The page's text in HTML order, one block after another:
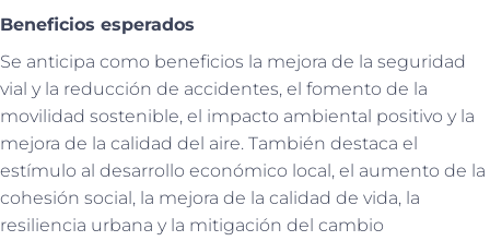
Beneficios esperados
Se anticipa como beneficios la mejora de la seguridad
vial y la reducción de accidentes, el fomento de la
movilidad sostenible, el impacto ambiental positivo y la
mejora de la calidad del aire. También destaca el
estímulo al desarrollo económico local, el aumento de la
cohesión social, la mejora de la calidad de vida, la
resiliencia urbana y la mitigación del cambio